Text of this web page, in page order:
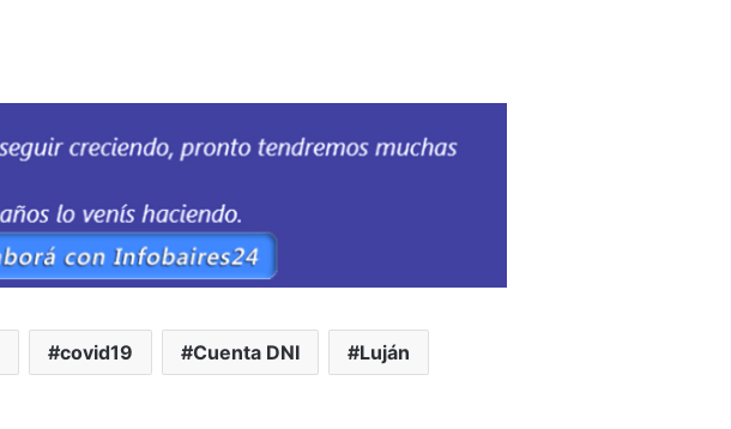
covid19 Cuenta DNI Luján